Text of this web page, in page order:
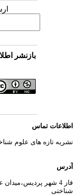
بازنشر
تماس
تازه های علوم
فاز 4 شهر پردیس،میدان